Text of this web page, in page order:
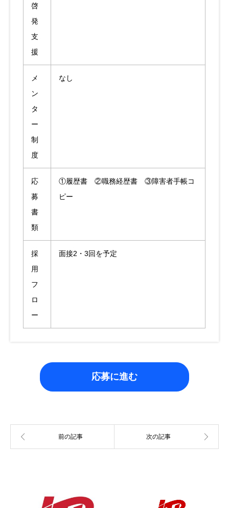
啓
発
支
援
メ
ン
タ
ー
制
度
なし
応
募
書
類
①履歴書 ②職務経歴書 ③障害者手帳コ
ピー
採
用
フ
ロ
ー
面接2・3回を予定
応募に進む